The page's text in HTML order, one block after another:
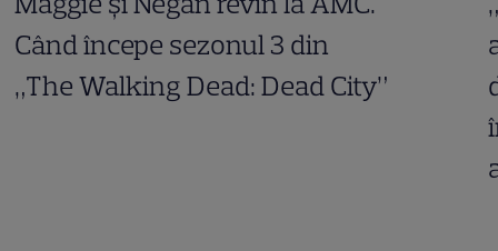
Când începe sezonul 3 din
„The Walking Dead: Dead City”